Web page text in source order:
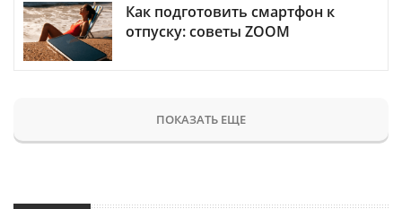
Как подготовить смартфон к
отпуску: советы ZOOM
ПОКАЗАТЬ ЕЩЕ